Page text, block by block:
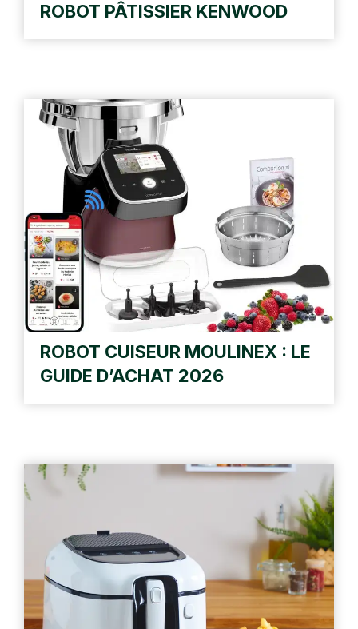
ROBOT PÂTISSIER KENWOOD
ROBOT CUISEUR MOULINEX : LE
GUIDE D’ACHAT 2026